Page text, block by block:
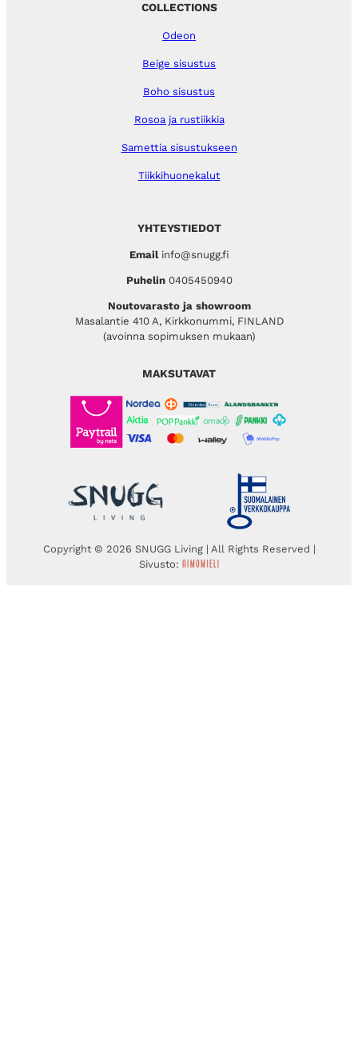
YHTEYSTIEDOT
Emailinfo@snugg.fi
Puhelin 0405450940
Noutovarasto ja showroom
Masalantie 410 A, Kirkkonummi, FINLAND
(avoinna sopimuksen mukaan)
COLLECTIONS
Odeon
Beige sisustus
Boho sisustus
Rosoa ja rustiikkia
Samettia sisustukseen
Tiikkihuonekalut
MAKSUTAVAT
Copyright © 2026 SNUGG Living | All Rights Reserved |
Sivusto: